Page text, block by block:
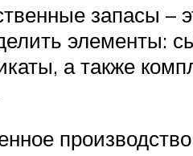
запасы –
элементы:
а также